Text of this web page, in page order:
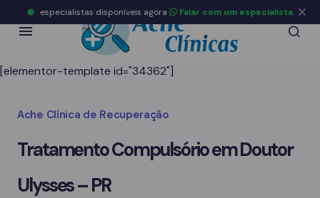
[elementor-template id="34362"]
Ache Clínica de Recuperação
Tratamento Compulsório em Doutor
Ulysses – PR
especialistas disponíveis agora Falar com um especialista